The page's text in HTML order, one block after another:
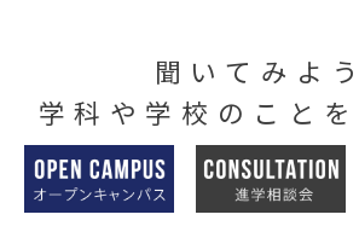
聞いてみよ
学科や学校のこと